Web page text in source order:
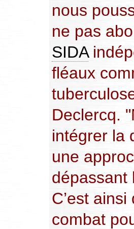
nous
ne pas
SIDA
fléaux
Declercq.
intégrer la
une
dépassant
C’est ainsi
combat